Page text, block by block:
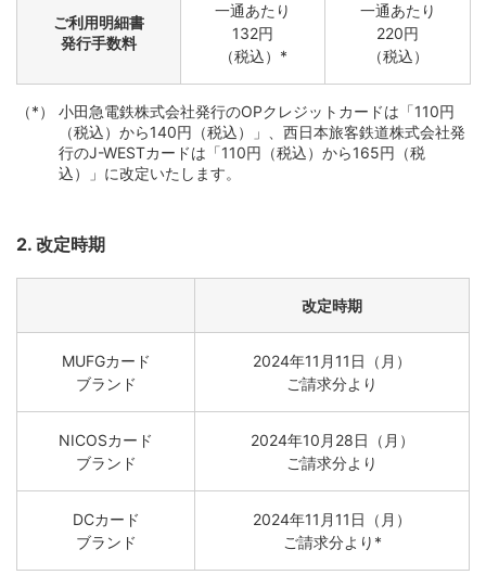
ご利用明細書
発行手数料
一通あたり
132円
（税込）*
一通あたり
220円
（税込）
小田急電鉄株式会社発行のOPクレジットカードは「110円
（税込）から140円（税込）」、西日本旅客鉄道株式会社発
行のJ-WESTカードは「110円（税込）から165円（税
込）」に改定いたします。
2. 改定時期
改定時期
MUFGカード
ブランド
2024年11月11日（月）
ご請求分より
NICOSカード
ブランド
2024年10月28日（月）
ご請求分より
DCカード
ブランド
2024年11月11日（月）
ご請求分より*